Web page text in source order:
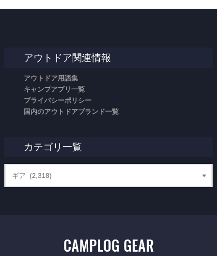
アウトドア関連情報
アウトドア用語集
キャンプアプリ一覧
プライバシーポリシー
国内のアウトドアブランド一覧
カテゴリ一覧